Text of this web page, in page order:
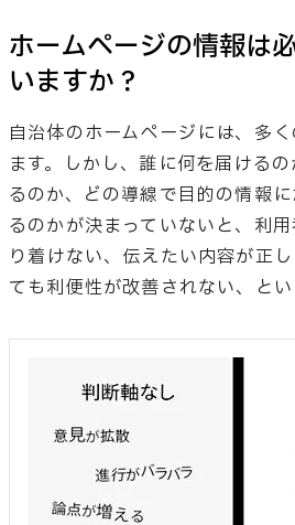
ホームページの情報は
いますか？
自治体のホームページには、多
ます。しかし、誰に何を届ける
るのか、どの導線で目的の情報
るのかが決まっていないと、利
り着けない、伝えたい内容が正
ても利便性が改善されない、とい